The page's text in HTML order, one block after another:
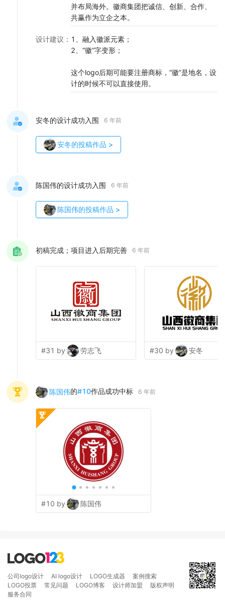
并布局海外。徽商集团把诚信、创新、合作、
共赢作为立企之本。
设计建议 ： 1、融入徽派元素；
2、“徽”字变形；
这个logo后期可能要注册商标，“徽”是地名，设
计的时候不可以直接使用。
安冬的设计成功入围 6 年前
安冬的投稿作品 >
陈国伟的设计成功入围 6 年前
陈国伟的投稿作品 >
初稿完成；项目进入后期完善 6 年前
#31 by 劳志飞 #30 by 安冬
陈国伟的#10作品成功中标 6 年前
#10 by 陈国伟
公司logo设计 AI logo设计 LOGO生成器
案例搜索
LOGO投票
常见问题 LOGO博客 设计师加盟
版权声明
服务合同